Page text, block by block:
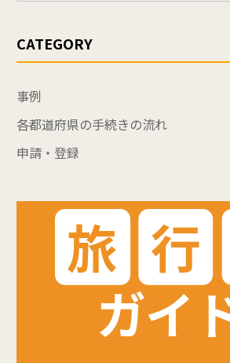
CATEGORY
事例
各都道府県の手続きの流れ
申請・登録